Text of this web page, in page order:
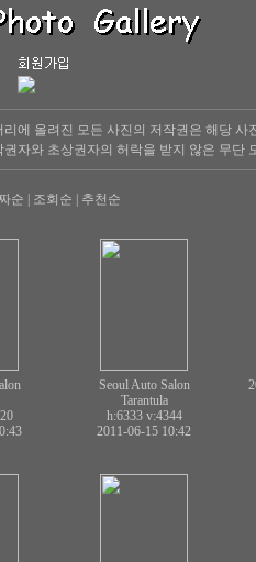
리에 올려진 모든 사진의 저작권은 해당
권자와 초상권자의 허락을 받지 않은 무단
순 조회순 추천순
Seoul Auto Salon
Tarantula
h:6333 v:4344
2011-06-15 10:42